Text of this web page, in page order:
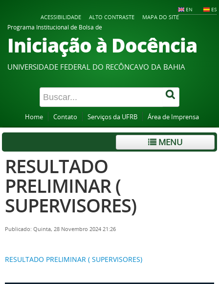
EN ES
ACESSIBILIDADE ALTO CONTRASTE
MAPA DO SITE
Programa Institucional de Bolsa de
Iniciação à Docência
UNIVERSIDADE FEDERAL DO RECÔNCAVO DA BAHIA
Home Contato Serviços da UFRB Área de Imprensa
MENU
RESULTADO
PRELIMINAR (
SUPERVISORES)
Publicado: Quinta, 28 Novembro 2024 21:26
RESULTADO PRELIMINAR ( SUPERVISORES)